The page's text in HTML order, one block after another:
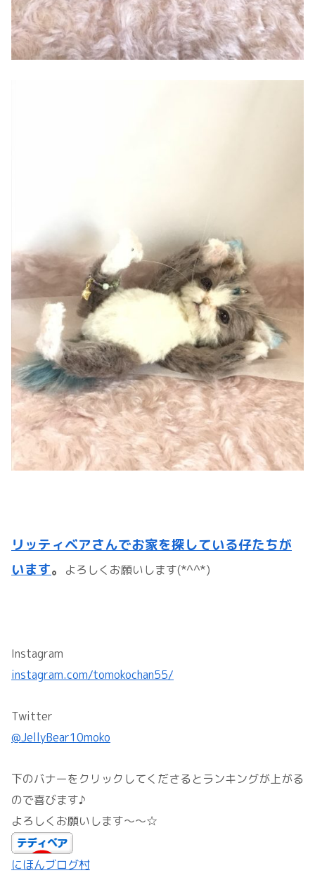
リッティベアさんでお家を探している仔たちが
います。 よろしくお願いします(*^^*)
Instagram
instagram.com/tomokochan55/
Twitter
@JellyBear10moko
下のバナーをクリックしてくださるとランキングが上がる
ので喜びます♪
よろしくお願いします～～☆
にほんブログ村